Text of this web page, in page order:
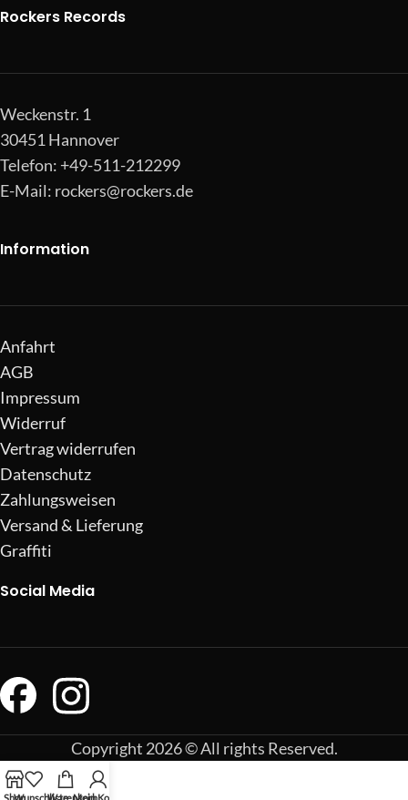
Rockers Records
Weckenstr. 1
30451 Hannover
Telefon: +49-511-212299
E-Mail: rockers@rockers.de
Information
Anfahrt
AGB
Impressum
Widerruf
Vertrag widerrufen
Datenschutz
Zahlungsweisen
Versand & Lieferung
Graffiti
Social Media
Copyright 2026 © All rights Reserved.